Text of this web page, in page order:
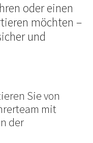
oder einen
möchten –
und
Sie von
mit
der